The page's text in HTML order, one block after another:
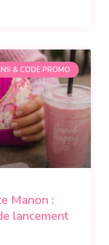
& CODE PROMO
Manon :
lancement